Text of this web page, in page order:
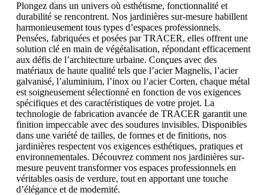
Plongez dans un univers où esthétisme, fonctionnalité et
durabilité se rencontrent. Nos jardinières sur-mesure habillent
harmonieusement tous types d’espaces professionnels.
Pensées, fabriquées et posées par TRACER, elles offrent une
solution clé en main de végétalisation, répondant efficacement
aux défis de l’architecture urbaine. Conçues avec des
matériaux de haute qualité tels que l’acier Magnelis, l’acier
galvanisé, l’aluminium, l’inox ou l’acier Corten, chaque métal
est soigneusement sélectionné en fonction de vos exigences
spécifiques et des caractéristiques de votre projet. La
technologie de fabrication avancée de TRACER garantit une
finition impeccable avec des soudures invisibles. Disponibles
dans une variété de tailles, de formes et de finitions, nos
jardinières respectent vos exigences esthétiques, pratiques et
environnementales. Découvrez comment nos jardinières sur-
mesure peuvent transformer vos espaces professionnels en
véritables oasis de verdure, tout en apportant une touche
d’élégance et de modernité.